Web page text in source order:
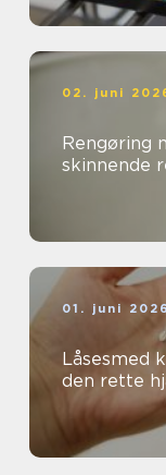
02. juni
Rengøring næstved
skinnende
01. juni 2026
Låsesmed
den rette